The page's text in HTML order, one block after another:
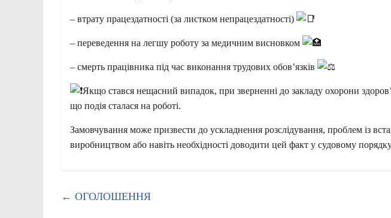
– втрату працездатності (за листком непрацездатності)
– переведення на легшу роботу за медичним висновком
– смерть працівника під час виконання трудових обов’язків
Якщо стався нещасний випадок, при зверненні до закладу охорони
що подія сталася на роботі.
Замовчування може призвести до ускладнення розслідування, проблем із
виробництвом або навіть необхідності доводити цей факт у судовому
← ОГОЛОШЕННЯ